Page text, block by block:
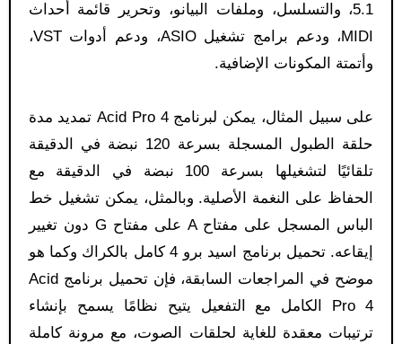
5.1، والتسلسل، وملفات البيانو، وتحرير قائمة أحداث
MIDI، ودعم برامج تشغيل ASIO، ودعم أدوات VST،
وأتمتة المكونات الإضافية.
على سبيل المثال، يمكن لبرنامج Acid Pro 4 تمديد مدة
حلقة الطبول المسجلة بسرعة 120 نبضة في الدقيقة
تلقائيًا لتشغيلها بسرعة 100 نبضة في الدقيقة مع
الحفاظ على النغمة الأصلية. وبالمثل، يمكن تشغيل خط
الباس المسجل على مفتاح A على مفتاح G دون تغيير
إيقاعه. تحميل برنامج اسيد برو 4 كامل بالكراك وكما هو
موضح في المراجعات السابقة، فإن تحميل برنامج Acid
Pro 4 الكامل مع التفعيل يتيح نظامًا يسمح بإنشاء
ترتيبات معقدة للغاية لحلقات الصوت، مع مرونة كاملة